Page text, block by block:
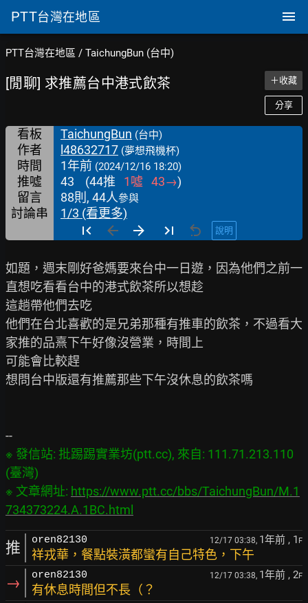
PTT台灣在地區
PTT台灣在地區 / TaichungBun (台中)
[閒聊] 求推薦台中港式飲茶 ＋收藏
分享
看板 TaichungBun (台中)
作者 l48632717 (夢想飛機杯)
時間 1年前 (2024/12/16 18:20)
推噓 43 (44推 1噓 43→)
留言
88則, 44人參與
討論串 1/3 (看更多)
說明
如題，週末剛好爸媽要來台中一日遊，因為他們之前一
直想吃看看台中的港式飲茶所以想趁
這趟帶他們去吃
他們在台北喜歡的是兄弟那種有推車的飲茶，不過看大
家推的品熹下午好像沒營業，時間上
可能會比較趕
想問台中版還有推薦那些下午沒休息的飲茶嗎
※ 發信站: 批踢踢實業坊(ptt.cc), 來自: 111.71.213.110
(臺灣)
※ 文章網址: https://www.ptt.cc/bbs/TaichungBun/M.1
734373224.A.1BC.html
推 oren82130 12/17 03:38, 1年前 , 1 F
祥戎華，餐點裝潢都蠻有自己特色，下午
→ oren82130 12/17 03:38, 1年前 , 2F
有休息時間但不長（？